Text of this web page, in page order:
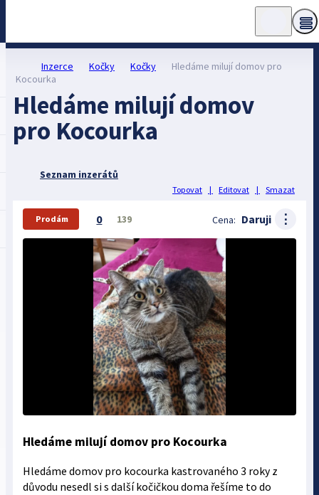
Inzerce Kočky Kočky
Hledáme milují domov pro
Kocourka
Hledáme milují domov
pro Kocourka
Seznam inzerátů
Topovat | Editovat | Smazat
Prodám 0 139 Cena: Daruji ⋮
Hledáme milují domov pro Kocourka
Hledáme domov pro kocourka kastrovaného 3 roky z
důvodu nesedl si s další kočičkou doma řešíme to do